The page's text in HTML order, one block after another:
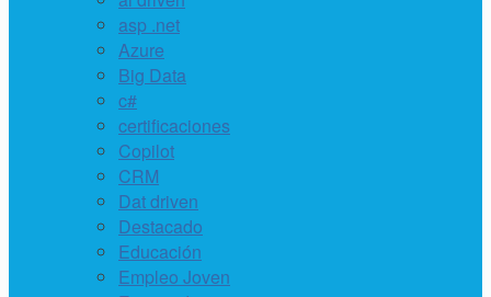
asp .net
Azure
Big Data
c#
certificaciones
Copilot
CRM
Dat driven
Destacado
Educación
Empleo Joven